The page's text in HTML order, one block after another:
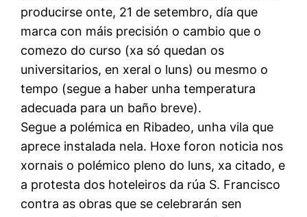
producirse onte, 21 de setembro, día que
marca con máis precisión o cambio que o
comezo do curso (xa só quedan os
universitarios, en xeral o luns) ou mesmo o
tempo (segue a haber unha temperatura
adecuada para un baño breve).
Segue a polémica en Ribadeo, unha vila que
aprece instalada nela. Hoxe foron noticia nos
xornais o polémico pleno do luns, xa citado, e
a protesta dos hoteleiros da rúa S. Francisco
contra as obras que se celebrarán sen